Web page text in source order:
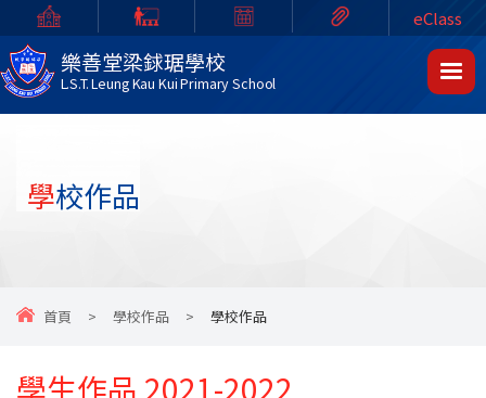
樂善堂梁銶琚學校
L.S.T. Leung Kau Kui Primary School
eClass
學校作品
首頁 > 學校作品 > 學校作品
學生作品 2021-2022